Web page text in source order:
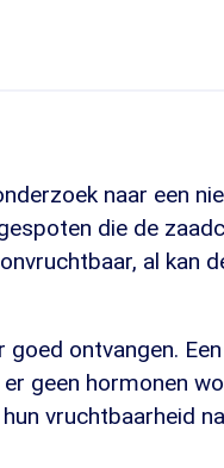
naar een
die de
al kan
ontvangen.
geen hormonen
vruchtbaarheid